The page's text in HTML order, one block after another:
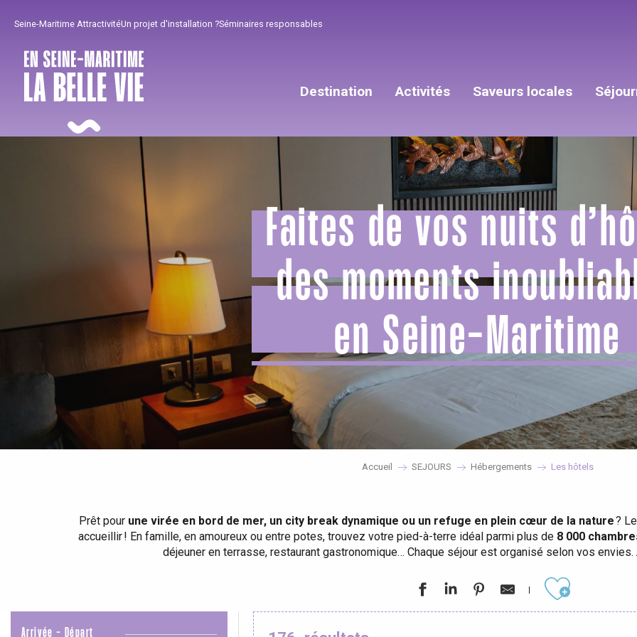
principal
Seine-Maritime AttractivitéUn projet d'installation ?Séminaires responsables
Destination Activités
Tout l'agenda
Avec les enfants
Saveurs locales
Incontournables
Lieux branchés
Meilleurs brunch
Restaurants avec vue
Bien de chez nous !
Séjours en bord de
Séjours en train
Séjours à vélo
Faites de vos nuits
des moments
en Seine-Maritime
Accueil SEJOURS Hébergements Les hôtels
Prêt pour une virée en bord de mer, un city break dynamique ou un refuge en plein cœur de la nature?
accueillir ! En famille, en amoureux ou entre potes, trouvez votre pied-à-terre idéal parmi plus de 8 000
déjeuner en terrasse, restaurant gastronomique… Chaque séjour est organisé selon vos
Ajouter
Arrivée - Départ